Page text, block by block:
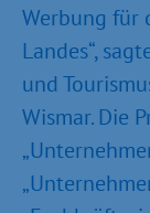
Werbung für
Landes“,
und
Wismar. Die